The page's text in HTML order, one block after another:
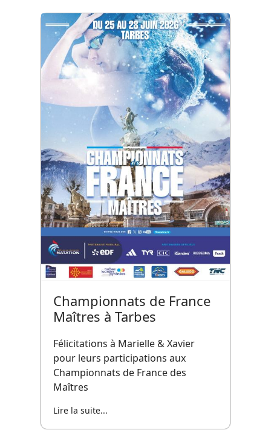
Championnats de France
Maîtres à Tarbes
Félicitations à Marielle & Xavier
pour leurs participations aux
Championnats de France des
Maîtres
Lire la suite...